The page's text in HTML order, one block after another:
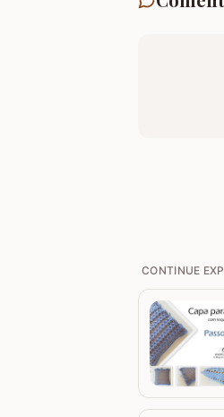
CONTINUE